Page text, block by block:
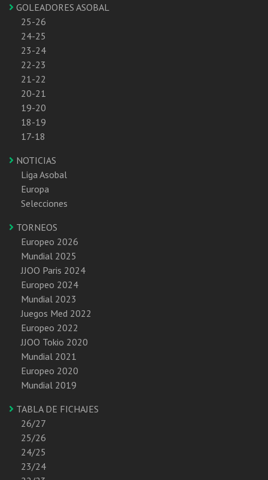
GOLEADORES ASOBAL
25-26
24-25
23-24
22-23
21-22
20-21
19-20
18-19
17-18
NOTICIAS
Liga Asobal
Europa
Selecciones
TORNEOS
Europeo 2026
Mundial 2025
JJOO Paris 2024
Europeo 2024
Mundial 2023
Juegos Med 2022
Europeo 2022
JJOO Tokio 2020
Mundial 2021
Europeo 2020
Mundial 2019
TABLA DE FICHAJES
26/27
25/26
24/25
23/24